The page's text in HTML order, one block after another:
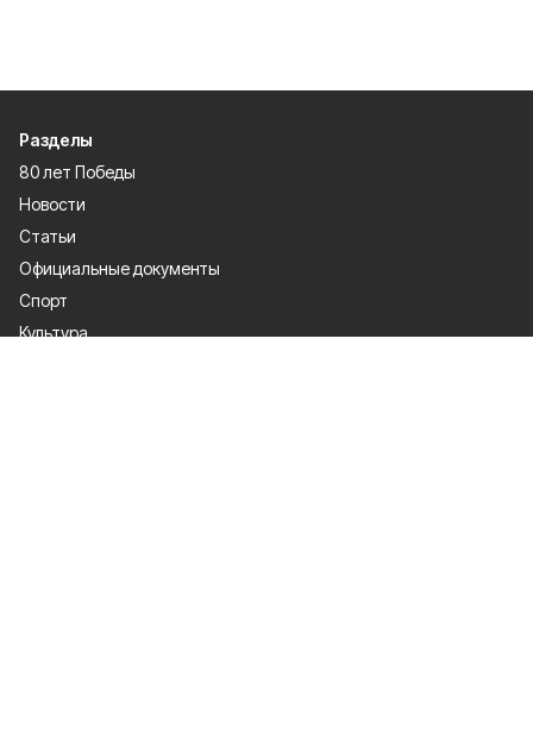
Разделы
80 лет Победы
Новости
Статьи
Официальные документы
Спорт
Культура